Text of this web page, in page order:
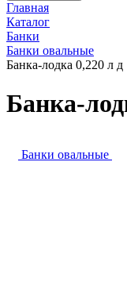
Главная
Каталог
Банки
Банки овальные
Банка-лодка 0,220 л д
Банка-
Банки овальные